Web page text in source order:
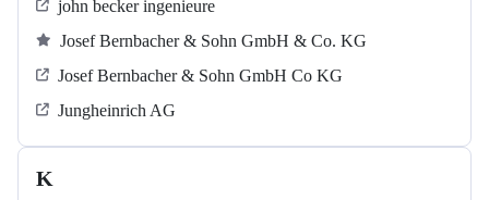
john becker ingenieure
Josef Bernbacher & Sohn GmbH & Co. KG
Josef Bernbacher & Sohn GmbH Co KG
Jungheinrich AG
K